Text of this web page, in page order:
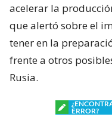
acelerar la
que alertó sobre el
tener en la
frente a otros
Rusia.
ERROR?